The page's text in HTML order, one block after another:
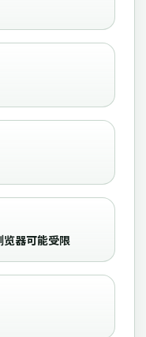
器可能受限